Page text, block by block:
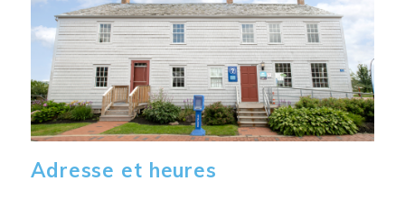
Adresse et heures